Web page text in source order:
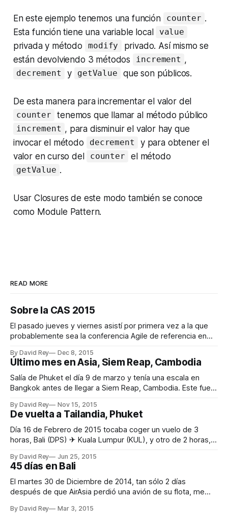
En este ejemplo tenemos una función counter .
Esta función tiene una variable local
value
privada y método modify
privado. Así mismo se
están devolviendo 3 métodos
increment ,
decrement y getValue que son públicos.
De esta manera para incrementar el valor del
counter tenemos que llamar al método público
increment , para disminuir el valor hay que
invocar el método
decrement
y para obtener el
valor en curso del
counter el método
getValue .
Usar Closures de este modo también se conoce
como Module Pattern.
READ MORE
Sobre la CAS 2015
El pasado jueves y viernes asistí por primera vez a la que
probablemente sea la conferencia Agile de referencia en
incomparable, el Círculo de Bellas Artes. Organización La
organización estuvo impecable desde el primer momento.
Bien es cierto que la
By David Rey Dec 8, 2015
Último mes en Asia, Siem Reap, Cambodia
Salía de Phuket el día 9 de marzo y tenía una escala en
Bangkok antes de llegar a Siem Reap, Cambodia. Este fue
am * Bangkok (DMK) 2:50 pm ✈ Siem Reap (REP) 3:45 pm
Los vuelos en orden,
By David Rey Nov 15, 2015
De vuelta a Tailandia, Phuket
Día 16 de Febrero de 2015 tocaba coger un vuelo de 3
horas, Bali (DPS) ✈ Kuala Lumpur (KUL), y otro de 2 horas,
pasaría los siguientes 21 días, Phuket Town. Aterrice en el
aeropuerto de Phuket sobre las 8:40pm para
By David Rey Jun 25, 2015
45 días en Bali
El martes 30 de Diciembre de 2014, tan sólo 2 días
después de que AirAsia perdió una avión de su flota, me
estaba tranquilo volando la mayor parte del tiempo y en
By David Rey Mar 3, 2015